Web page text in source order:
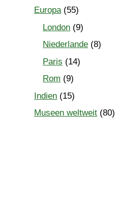
Europa(55)
London (9)
Niederlande (8)
Paris (14)
Rom (9)
Indien (15)
Museen weltweit (80)